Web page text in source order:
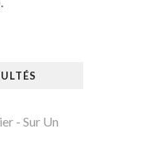
- Sur Un